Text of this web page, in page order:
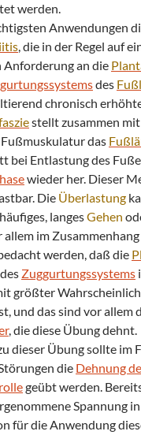
werden.
Anwendungen
, die in der Regel auf
an die
des
chronisch
stellt zusammen
Fußmuskulatur das
bei Entlastung des
wieder her. Dieser
Die Überlastung
langesGehen
allem im
werden, daß die
Zuggurtungssystems
größter
und das sind vor allem
, die diese Übung dehnt.
dieser Übung sollte im
die Dehnung
geübt werden.
Spannung
für die Anwendung